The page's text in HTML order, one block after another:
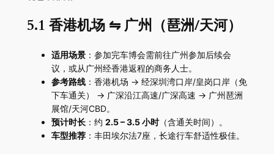
5.1 香港机场 ⇋ 广州（琶洲/天河）
适用场景：参加完车博会需前往广州参加后续会
议，或从广州经香港返程的商务人士。
参考路线：香港机场 → 经深圳湾口岸/皇岗口岸（免
下车通关） → 广深沿江高速/广深高速 → 广州琶洲
展馆/天河CBD。
预计时长：约 2.5 – 3.5 小时（含通关时间）。
车型推荐：丰田埃尔法7座，长途行车舒适性极佳。